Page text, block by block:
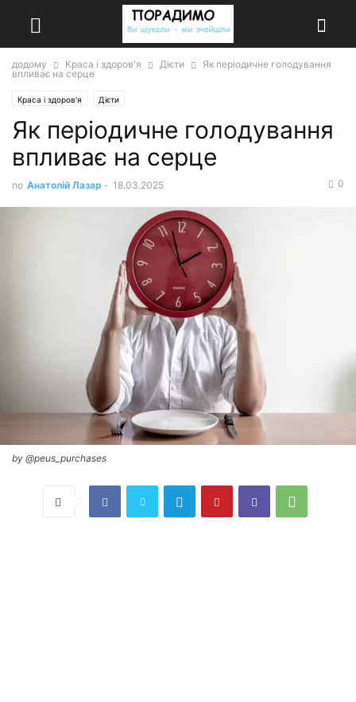
додому Краса і здоров'я Дієти
Як періодичне голодування
впливає на серце
Краса і здоров'я Дієти
Як періодичне голодування
впливає на серце
по Анатолій Лазар - 18.03.2025 0
by @peus_purchases